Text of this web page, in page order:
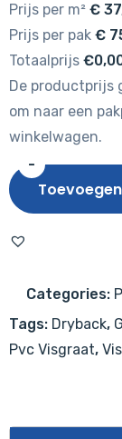
Prijs per m² €
Prijs per pak €
Totaalprijs
De productprijs
om naar een
winkelwagen.
-
Gelasta
Artline
1260
Premium
Oak
Beige
Categories:
Tags: Dryback,
Pvc Visgraat,